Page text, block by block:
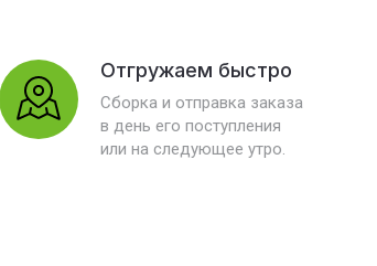
Отгружаем быстро
Сборка и отправка заказа
в день его поступления
или на следующее утро.